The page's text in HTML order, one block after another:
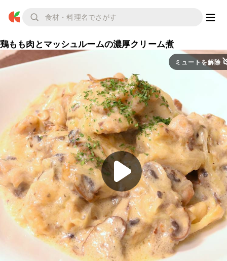
鶏もも肉とマッシュルームの濃厚クリーム煮
ミュートを解除